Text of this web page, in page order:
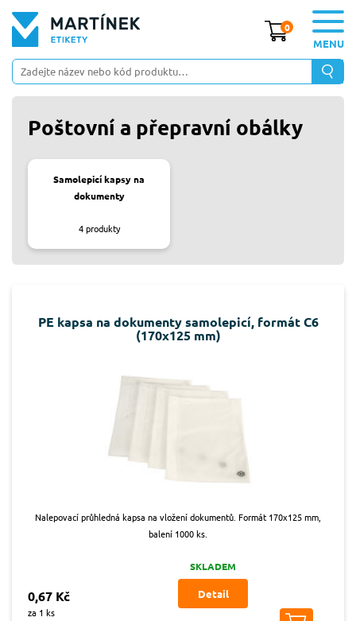
0
MENU
Poštovní a přepravní obálky
Samolepicí kapsy na
dokumenty
4produkty
PE kapsa na dokumenty samolepicí, formát C6
(170x125 mm)
Nalepovací průhledná kapsa na vložení dokumentů. Formát 170x125 mm,
balení 1000 ks.
0,67 Kč
za 1 ks
SKLADEM
Detail